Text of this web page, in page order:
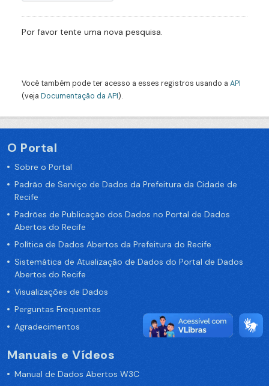
Por favor tente uma nova pesquisa.
Você também pode ter acesso a esses registros usando a API
(veja Documentação da API).
O Portal
Sobre o Portal
Padrão de Serviço de Dados da Prefeitura da Cidade de
Recife
Padrões de Publicação dos Dados no Portal de Dados
Abertos do Recife
Política de Dados Abertos da Prefeitura do Recife
Sistemática de Atualização de Dados do Portal de Dados
Abertos do Recife
Visualizações de Dados
Perguntas Frequentes
Agradecimentos
Manuais e Vídeos
Manual de Dados Abertos W3C